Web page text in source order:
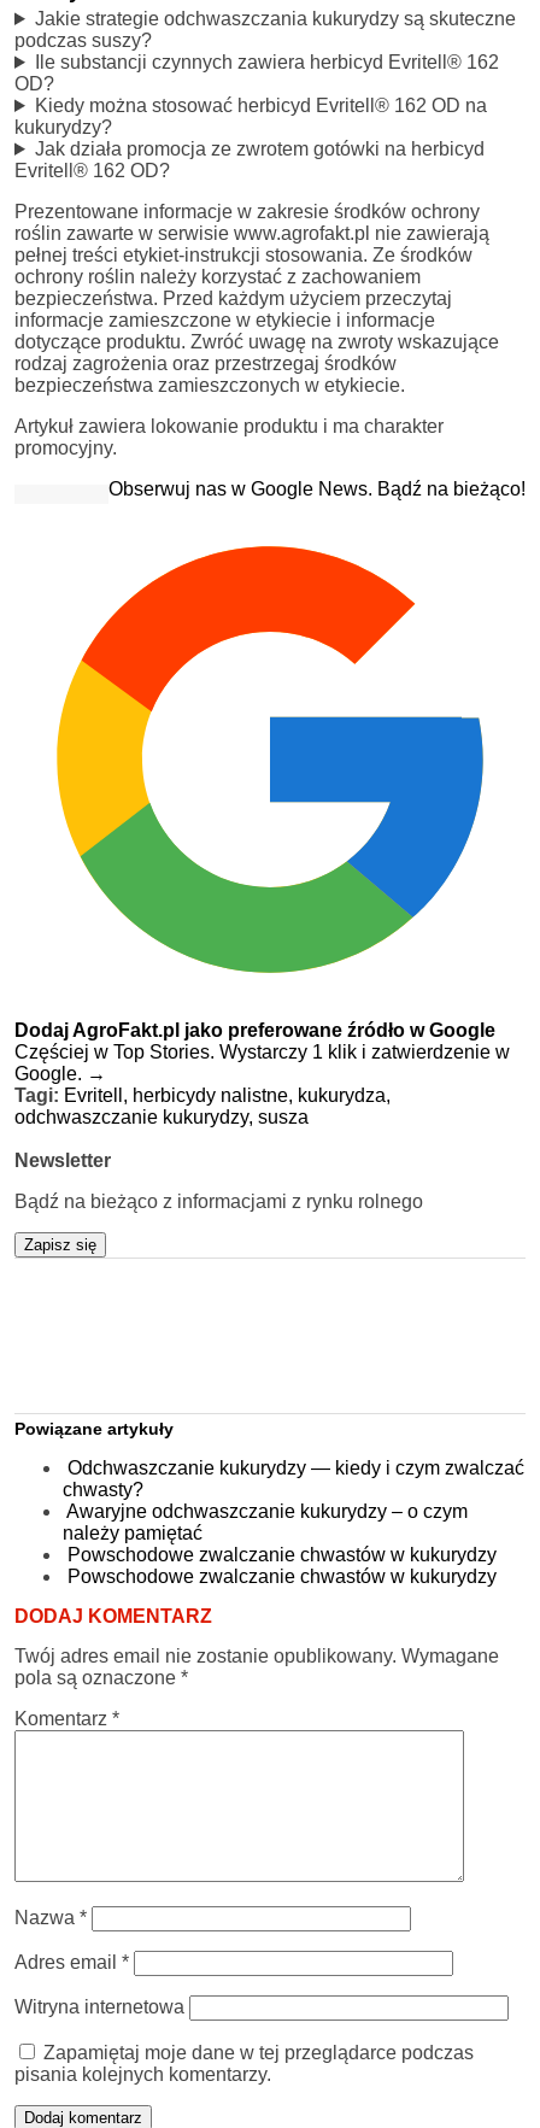
Jakie strategie odchwaszczania kukurydzy są skuteczne
podczas suszy?
Ile substancji czynnych zawiera herbicyd Evritell® 162
OD?
Kiedy można stosować herbicyd Evritell® 162 OD na
kukurydzy?
Jak działa promocja ze zwrotem gotówki na herbicyd
Evritell® 162 OD?
Prezentowane informacje w zakresie środków ochrony
roślin zawarte w serwisie www.agrofakt.pl nie zawierają
pełnej treści etykiet-instrukcji stosowania. Ze środków
ochrony roślin należy korzystać z zachowaniem
bezpieczeństwa. Przed każdym użyciem przeczytaj
informacje zamieszczone w etykiecie i informacje
dotyczące produktu. Zwróć uwagę na zwroty wskazujące
rodzaj zagrożenia oraz przestrzegaj środków
bezpieczeństwa zamieszczonych w etykiecie.
Artykuł zawiera lokowanie produktu i ma charakter
promocyjny.
Obserwuj nas w Google News. Bądź na bieżąco!
Dodaj AgroFakt.pl jako preferowane źródło w Google
Częściej w Top Stories. Wystarczy 1 klik i zatwierdzenie w
Google. →
Tagi: Evritell, herbicydy nalistne, kukurydza,
odchwaszczanie kukurydzy, susza
Newsletter
Bądź na bieżąco z informacjami z rynku rolnego
Zapisz się
Powiązane artykuły
Odchwaszczanie kukurydzy — kiedy i czym zwalczać
chwasty?
Awaryjne odchwaszczanie kukurydzy – o czym
należy pamiętać
Powschodowe zwalczanie chwastów w kukurydzy
Powschodowe zwalczanie chwastów w kukurydzy
DODAJ KOMENTARZ
Twój adres email nie zostanie opublikowany. Wymagane
pola są oznaczone *
Komentarz *
Nazwa *
Adres email *
Witryna internetowa
Zapamiętaj moje dane w tej przeglądarce podczas
pisania kolejnych komentarzy.